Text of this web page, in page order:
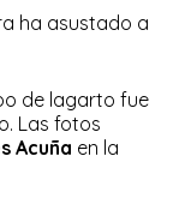
ha asustado a
de lagarto fue
Las fotos
Acuña en la